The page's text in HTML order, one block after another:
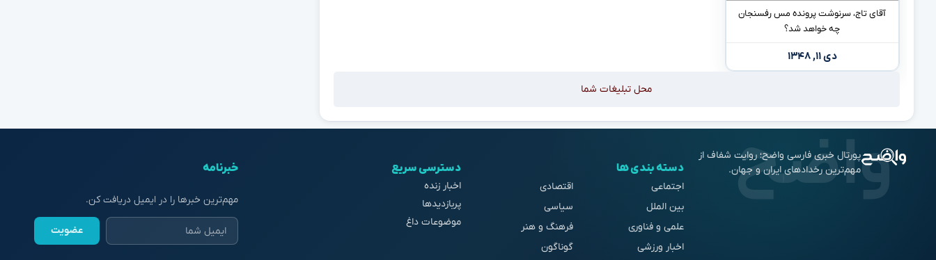
آقای تاج، سرنوشت پرونده مس رفسنجان
چه خواهد شد؟
دی ۱۱, ۱۳۴۸
محل تبلیغات شما
پورتال خبری فارسی واضح؛ روایت شفاف از
مهم‌ترین رخدادهای ایران و جهان.
دسته بندی ها
اجتماعی
اقتصادی
بین الملل
سیاسی
علمی و فناوری
فرهنگ و هنر
اخبار ورزشی
گوناگون
دسترسی سریع
اخبار زنده
پربازدیدها
موضوعات داغ
خبرنامه
مهم‌ترین خبرها را در ایمیل دریافت کن.
عضویت